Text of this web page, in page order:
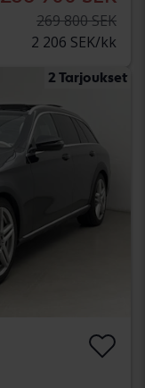
269 800 SEK
2 206 SEK/kk
2 Tarjoukset